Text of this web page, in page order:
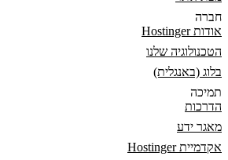
חברה
אודות Hostinger
הטכנולוגיה שלנו
בלוג (באנגלית)
תמיכה
הדרכות
מאגר ידע
אקדמיית Hostinger